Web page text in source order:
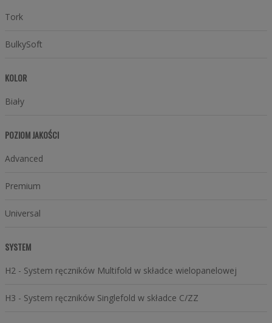
Tork
BulkySoft
KOLOR
Biały
POZIOM JAKOŚCI
Advanced
Premium
Universal
SYSTEM
H2 - System ręczników Multifold w składce wielopanelowej
H3 - System ręczników Singlefold w składce C/ZZ